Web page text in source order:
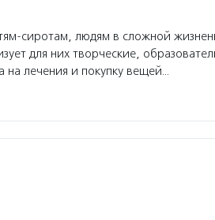
сиротам, людям в сложной
для них творческие,
на лечения и покупку вещей…